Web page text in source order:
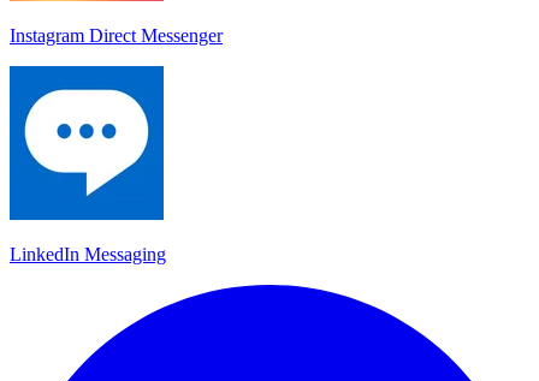
Instagram Direct Messenger
LinkedIn Messaging